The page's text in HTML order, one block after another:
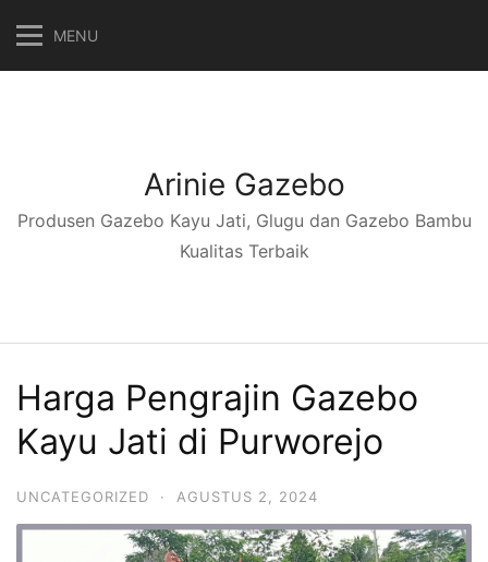
ke
konten
MENU
Arinie Gazebo
Produsen Gazebo Kayu Jati, Glugu dan Gazebo Bambu
Kualitas Terbaik
Harga Pengrajin Gazebo
Kayu Jati di Purworejo
UNCATEGORIZED · AGUSTUS 2, 2024